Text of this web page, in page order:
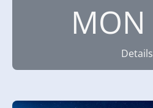
MON
Details